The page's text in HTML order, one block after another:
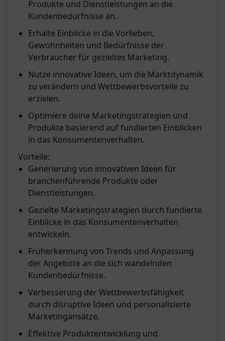
Produkte und Dienstleistungen an die
Kundenbedürfnisse an.
Erhalte Einblicke in die Vorlieben,
Gewohnheiten und Bedürfnisse der
Verbraucher für gezieltes Marketing.
Nutze innovative Ideen, um die Marktdynamik
zu verändern und Wettbewerbsvorteile zu
erzielen.
Optimiere deine Marketingstrategien und
Produkte basierend auf fundierten Einblicken
in das Konsumentenverhalten.
Vorteile:
Generierung von innovativen Ideen für
branchenführende Produkte oder
Dienstleistungen.
Gezielte Marketingstrategien durch fundierte
Einblicke in das Konsumentenverhalten
entwickeln.
Früherkennung von Trends und Anpassung
der Angebote an die sich wandelnden
Kundenbedürfnisse.
Verbesserung der Wettbewerbsfähigkeit
durch disruptive Ideen und personalisierte
Marketingansätze.
Effektive Produktentwicklung und